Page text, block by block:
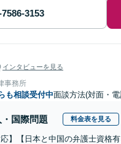
インタビューを見る
事務所
も相談受付中面談方法(対面・
国際問題 料金表を見る
応】【日本と中国の弁護士資格